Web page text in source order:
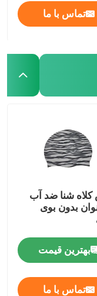
تماس با ما
شنا ضد آب
بدون بوی
بهترین قیمت
تماس با ما